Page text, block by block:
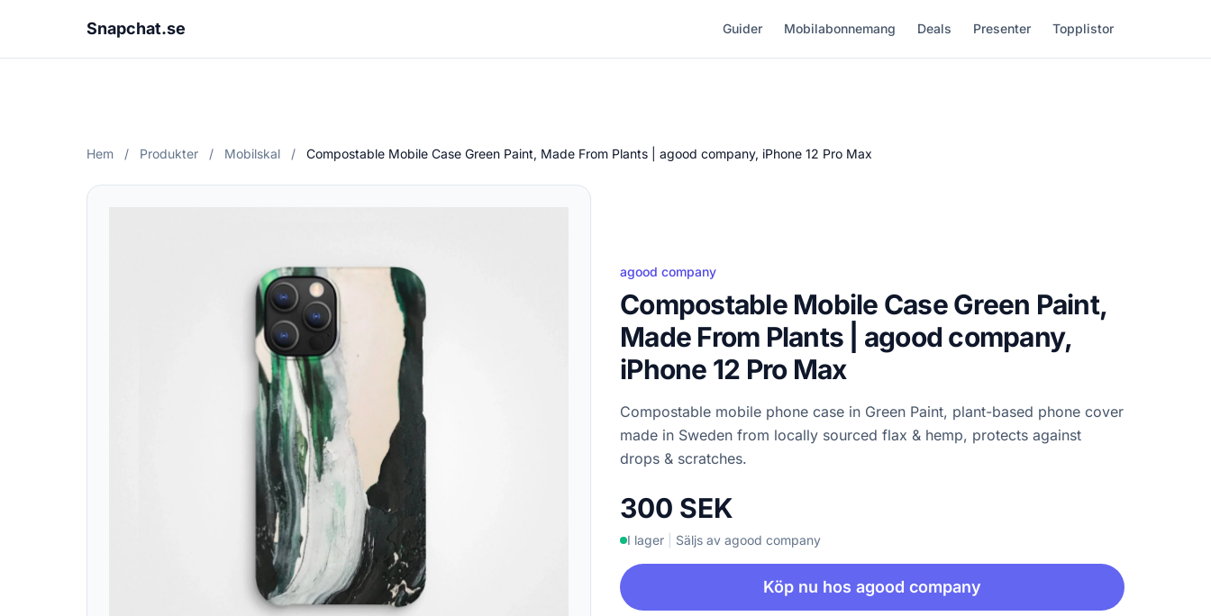
Snapchat.se Guider Mobilabonnemang Deals Presenter Topplistor
Hem / Produkter / Mobilskal / Compostable Mobile Case Green Paint, Made From Plants | agood company, iPhone 12 Pro Max
agood company
Compostable Mobile Case Green Paint,
Made From Plants | agood company,
iPhone 12 Pro Max
Compostable mobile phone case in Green Paint, plant-based phone cover
made in Sweden from locally sourced flax & hemp, protects against
drops & scratches.
300 SEK
I lager Säljs av agood company
Köp nu hos agood company